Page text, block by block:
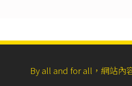
By all and for all，網站內